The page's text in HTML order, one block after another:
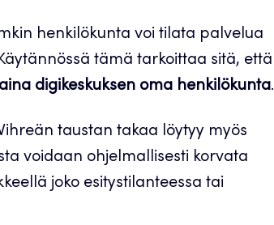
henkilökunta voi tilata palvelua
tämä tarkoittaa sitä, että
digikeskuksen oma henkilökunta.
taustan takaa löytyy myös
voidaan ohjelmallisesti korvata
joko esitystilanteessa tai